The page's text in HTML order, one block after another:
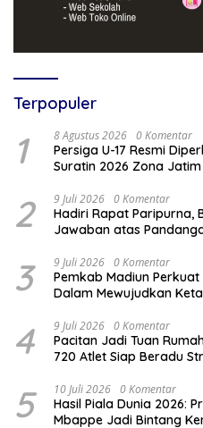
Terpopuler
1 8 Agustus 2026 0 Komentar
Persiga U-17 Resmi
Suratin 2026 Zona Jatim
2 9 Juli 2026 0 Komentar
Hadiri Rapat Paripurna,
Jawaban atas
3 9 Juli 2026 0 Komentar
Pemkab Madiun Perkuat
Dalam Mewujudkan
4 9 Juli 2026 0 Komentar
Pacitan Jadi Tuan
720 Atlet Siap Beradu
5 10 Juli 2026 0 Komentar
Hasil Piala Dunia 2026:
Mbappe Jadi Bintang